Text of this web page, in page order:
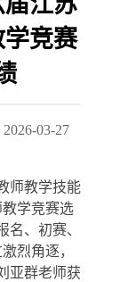
竞赛
03-27
师教学技能
学竞赛选
名、初赛、
烈角逐，
亚群老师获